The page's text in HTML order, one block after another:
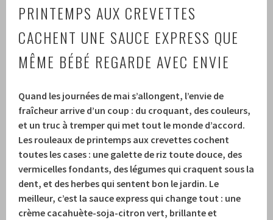
PRINTEMPS AUX CREVETTES
CACHENT UNE SAUCE EXPRESS QUE
MÊME BÉBÉ REGARDE AVEC ENVIE
Quand les journées de mai s’allongent, l’envie de
fraîcheur arrive d’un coup : du croquant, des couleurs,
et un truc à tremper qui met tout le monde d’accord.
Les rouleaux de printemps aux crevettes cochent
toutes les cases : une galette de riz toute douce, des
vermicelles fondants, des légumes qui craquent sous la
dent, et des herbes qui sentent bon le jardin. Le
meilleur, c’est la sauce express qui change tout : une
crème cacahuète-soja-citron vert, brillante et